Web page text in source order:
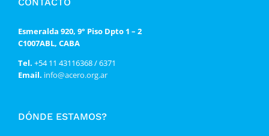
Esmeralda 920, 9° Piso Dpto 1 – 2
C1007ABL, CABA
Tel. +54 11 43116368 / 6371
Email. info@acero.org.ar
DÓNDE ESTAMOS?